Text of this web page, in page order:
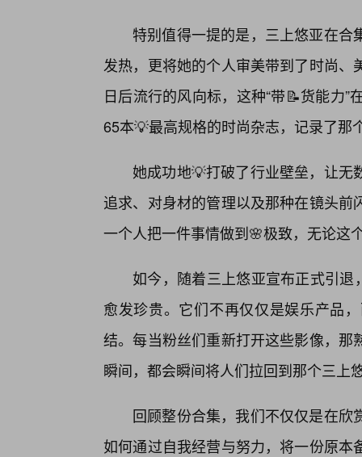
特别值得一提的是，三上悠亚在合
发热，更将她的个人审美带到了时尚
日后流行的风向标，这种“带📝货能力
65本💡最高规格的时尚杂志，记录了那
她成功地💡打破了行业壁垒，让
追求、对身材的管理以及那种在镜头
一个人把一件事情做到🌸极致，无论这
如今，随着三上悠亚宣布正式引退
愈发珍贵。它们不再仅仅是娱乐产品
结。每当粉丝们重新打开这些影像，
瞬间，都会瞬间将人们拉回到那个三上
回顾整份合集，我们不仅仅是在
如何通过自我经营与努力，将一份原